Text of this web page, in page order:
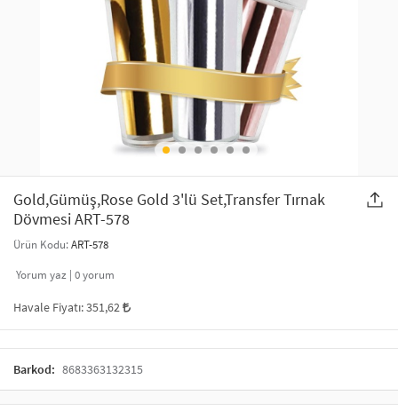
SAÇ AKSESUARLARI
GELİN / DÜĞÜN AKSESUARLARI
ŞAL VE FULAR
ODA KOKUSU VE MUM
KULLAN AT TABAK BARDAK SETİ
Gold,Gümüş,Rose Gold 3'lü Set,Transfer Tırnak
Dövmesi ART-578
Ürün Kodu:ART-578
Yorum yaz | 0yorum
Havale Fiyatı:351,62
Barkod: 8683363132315